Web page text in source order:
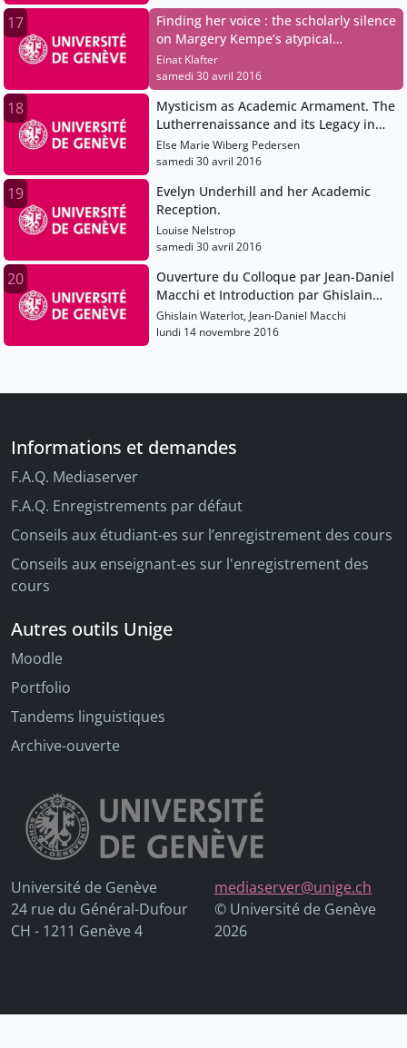
17
Finding her voice : the scholarly silence
on Margery Kempe’s atypical
devotional practices.
Einat Klafter
samedi 30 avril 2016
18
Mysticism as Academic Armament. The
Lutherrenaissance and its Legacy in
Germany and Denmark.
Else Marie Wiberg Pedersen
samedi 30 avril 2016
19
Evelyn Underhill and her Academic
Reception.
Louise Nelstrop
samedi 30 avril 2016
20
Ouverture du Colloque par Jean-Daniel
Macchi et Introduction par Ghislain
Waterlot
Ghislain Waterlot, Jean-Daniel Macchi
lundi 14 novembre 2016
Informations et demandes
F.A.Q. Mediaserver
F.A.Q. Enregistrements par défaut
Conseils aux étudiant-es sur l’enregistrement des cours
Conseils aux enseignant-es sur l'enregistrement des
cours
Autres outils Unige
Moodle
Portfolio
Tandems linguistiques
Archive-ouverte
Université de Genève
24 rue du Général-Dufour
CH - 1211 Genève 4
mediaserver@unige.ch
© Université de Genève
2026